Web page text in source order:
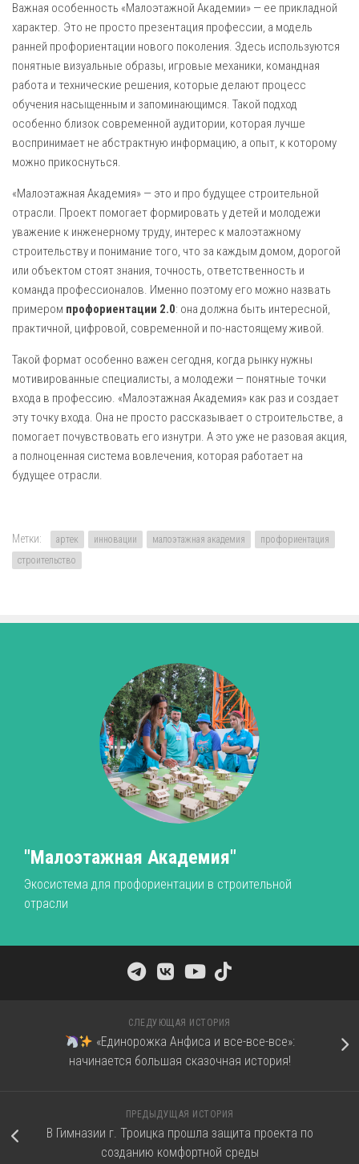
Важная особенность «Малоэтажной Академии» — ее прикладной
характер. Это не просто презентация профессии, а модель
ранней профориентации нового поколения. Здесь используются
понятные визуальные образы, игровые механики, командная
работа и технические решения, которые делают процесс
обучения насыщенным и запоминающимся. Такой подход
особенно близок современной аудитории, которая лучше
воспринимает не абстрактную информацию, а опыт, к которому
можно прикоснуться.
«Малоэтажная Академия» — это и про будущее строительной
отрасли. Проект помогает формировать у детей и молодежи
уважение к инженерному труду, интерес к малоэтажному
строительству и понимание того, что за каждым домом, дорогой
или объектом стоят знания, точность, ответственность и
команда профессионалов. Именно поэтому его можно назвать
примером профориентации 2.0: она должна быть интересной,
практичной, цифровой, современной и по-настоящему живой.
Такой формат особенно важен сегодня, когда рынку нужны
мотивированные специалисты, а молодежи — понятные точки
входа в профессию. «Малоэтажная Академия» как раз и создает
эту точку входа. Она не просто рассказывает о строительстве, а
помогает почувствовать его изнутри. А это уже не разовая акция,
а полноценная система вовлечения, которая работает на
будущее отрасли.
Метки: артек инновации малоэтажная академия
профориентация
строительство
"Малоэтажная Академия"
Экосистема для профориентации в строительной
отрасли
СЛЕДУЮЩАЯ ИСТОРИЯ
«Единорожка Анфиса и все-все-все»:
начинается большая сказочная история!
ПРЕДЫДУЩАЯ ИСТОРИЯ
В Гимназии г. Троицка прошла защита проекта по
созданию комфортной среды